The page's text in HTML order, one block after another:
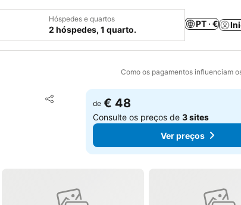
Hóspedes e quartos
2 hóspedes, 1 quarto.
PT · €
Como os pagamentos influenciam
Partilhar
Adicionar aos favoritos
de € 48
Consulte os preços de3 sites
Ver preços